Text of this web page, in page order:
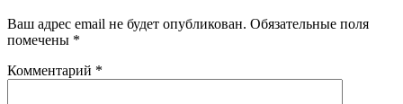
Ваш адрес email не будет опубликован. Обязательные поля
помечены *
Комментарий *